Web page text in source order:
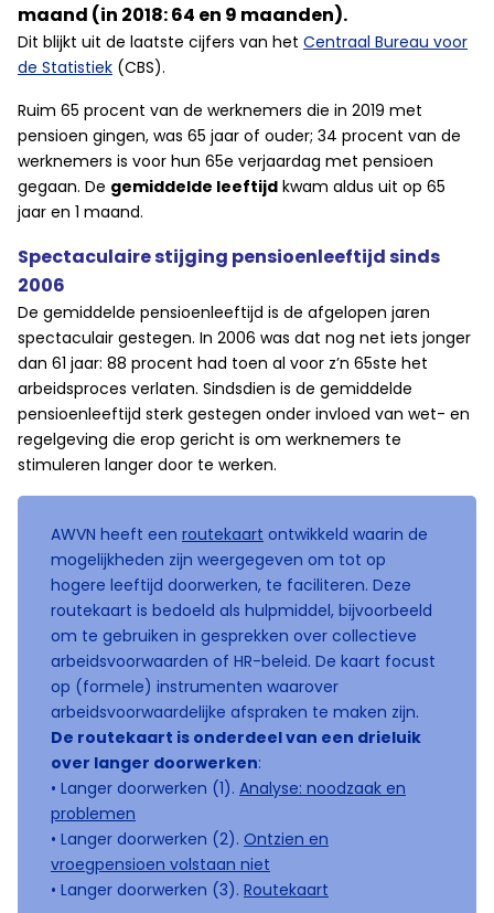
maand (in 2018: 64 en 9 maanden).
Dit blijkt uit de laatste cijfers van het Centraal Bureau voor
de Statistiek (CBS).
Ruim 65 procent van de werknemers die in 2019 met
pensioen gingen, was 65 jaar of ouder; 34 procent van de
werknemers is voor hun 65e verjaardag met pensioen
gegaan. De gemiddelde leeftijd kwam aldus uit op 65
jaar en 1 maand.
Spectaculaire stijging pensioenleeftijd sinds
2006
De gemiddelde pensioenleeftijd is de afgelopen jaren
spectaculair gestegen. In 2006 was dat nog net iets jonger
dan 61 jaar: 88 procent had toen al voor z’n 65ste het
arbeidsproces verlaten. Sindsdien is de gemiddelde
pensioenleeftijd sterk gestegen onder invloed van wet- en
regelgeving die erop gericht is om werknemers te
stimuleren langer door te werken.
AWVN heeft een routekaart ontwikkeld waarin de
mogelijkheden zijn weergegeven om tot op
hogere leeftijd doorwerken, te faciliteren. Deze
routekaart is bedoeld als hulpmiddel, bijvoorbeeld
om te gebruiken in gesprekken over collectieve
arbeidsvoorwaarden of HR-beleid. De kaart focust
op (formele) instrumenten waarover
arbeidsvoorwaardelijke afspraken te maken zijn.
De routekaart is onderdeel van een drieluik
over langer doorwerken:
• Langer doorwerken (1). Analyse: noodzaak en
problemen
• Langer doorwerken (2). Ontzien en
vroegpensioen volstaan niet
• Langer doorwerken (3). Routekaart